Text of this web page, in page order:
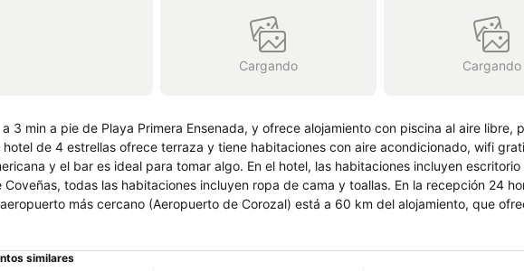
Cargando Cargando
3 min a pie de Playa Primera Ensenada, y ofrece alojamiento con piscina al aire libre,
de 4 estrellas ofrece terraza y tiene habitaciones con aire acondicionado, wifi
algo. En el hotel, las habitaciones incluyen escritorio y TV, y
las habitaciones incluyen ropa de cama y toallas. En la recepción 24 horas se
similares